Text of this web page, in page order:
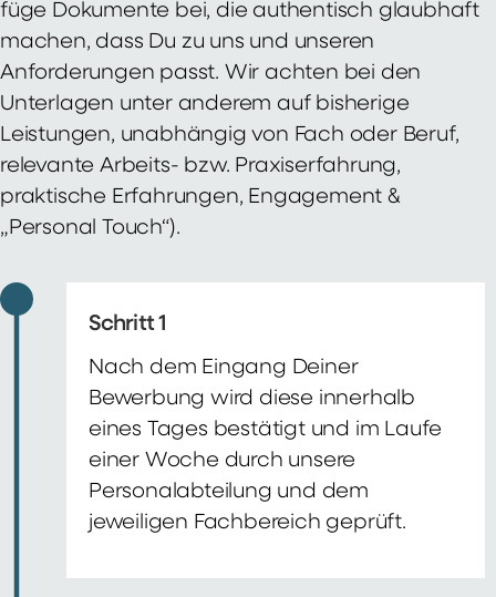
füge Dokumente bei, die authentisch glaubhaft
machen, dass Du zu uns und unseren
Anforderungen passt. Wir achten bei den
Unterlagen unter anderem auf bisherige
Leistungen, unabhängig von Fach oder Beruf,
relevante Arbeits- bzw. Praxiserfahrung,
praktische Erfahrungen, Engagement &
„Personal Touch“).
Schritt 1
Nach dem Eingang Deiner
Bewerbung wird diese innerhalb
eines Tages bestätigt und im Laufe
einer Woche durch unsere
Personalabteilung und dem
jeweiligen Fachbereich geprüft.